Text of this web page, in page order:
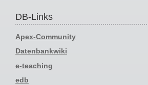
DB-Links
Apex-Community
Datenbankwiki
e-teaching
edb